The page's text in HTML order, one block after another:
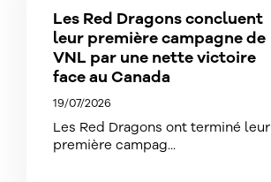
Les Red Dragons concluent
leur première campagne de
VNL par une nette victoire
face au Canada
19/07/2026
Les Red Dragons ont terminé leur
première campag...